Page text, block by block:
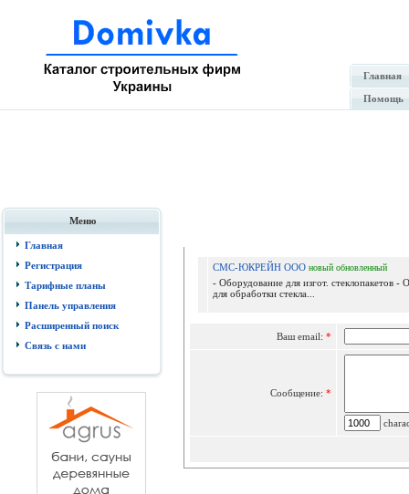
Главная
Помощь
Меню
Главная
Регистрация
Тарифные планы
Панель управления
Расширенный поиск
Связь с нами
СМС-ЮКРЕЙН ООО новый обновленный
- Оборудование для изгот. стеклопакетов -
для обработки стекла...
Ваш email: *
Сообщение: *